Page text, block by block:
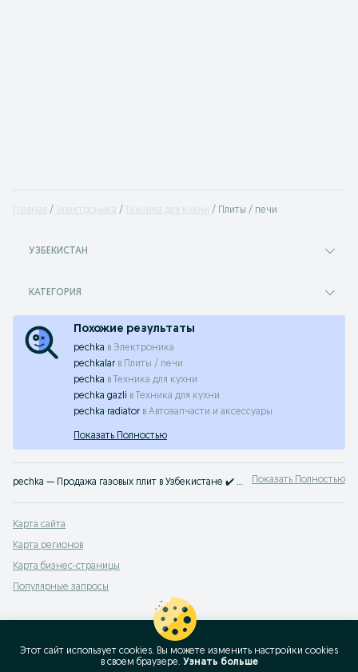
Главная Электроника Техника для кухни Плиты / печи
УЗБЕКИСТАН
КАТЕГОРИЯ
Похожие результаты
pechka в Электроника
pechkalar в
Плиты / печи
pechka в
Техника для кухни
pechka gazli в
Техника для кухни
pechka radiator в Автозапчасти и аксессуары
Показать Полностью
pechka — Продажа газовых плит в Узбекистане ✔️ Газовые плиты разных моделей по выгодным ценам ☝ Найдите технику для кухни среди актуальных объявлений на OLX.uz Показать Полностью
Карта сайта
Карта регионов
Карта бизнес-страницы
Популярные запросы
Этот сайт использует cookies. Вы можете изменить настройки cookies
в своeм браузере. Узнать больше